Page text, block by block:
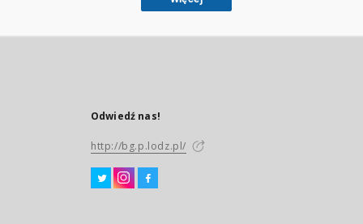
Odwiedź nas!
http://bg.p.lodz.pl/